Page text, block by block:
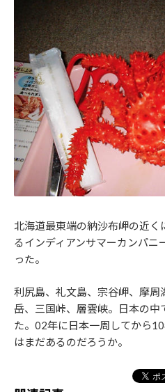
北海道最東端の納沙布岬の近く
るインディアンサマーカンパニ
った。
利尻島、礼文島、宗谷岬、摩
岳、三国峠、層雲峡。日本の中
た。02年に日本一周してから
はまだあるのだろうか。